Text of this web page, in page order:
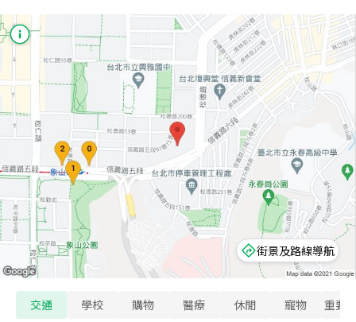
街景及路線導航
交通 學校 購物 醫療 休閒 寵物 重要